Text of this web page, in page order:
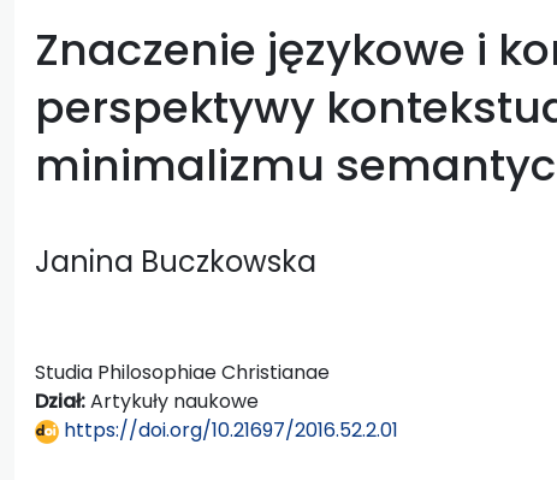
Znaczenie językowe i
perspektywy
minimalizmu
Janina Buczkowska
Studia Philosophiae Christianae
Dział:Artykuły naukowe
https://doi.org/10.21697/2016.52.2.01